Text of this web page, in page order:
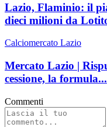
Lazio, Flaminio: il
dieci milioni da
Calciomercato Lazio
Mercato Lazio |
cessione, la formula...
Commenti